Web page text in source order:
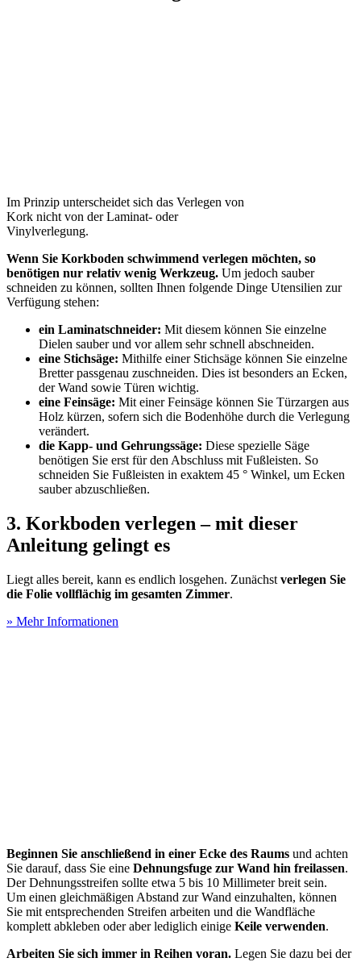
Im Prinzip unterscheidet sich das Verlegen von
Kork nicht von der Laminat- oder
Vinylverlegung.
Wenn Sie Korkboden schwimmend verlegen möchten, so
benötigen nur relativ wenig Werkzeug. Um jedoch sauber
schneiden zu können, sollten Ihnen folgende Dinge Utensilien zur
Verfügung stehen:
ein Laminatschneider: Mit diesem können Sie einzelne
Dielen sauber und vor allem sehr schnell abschneiden.
eine Stichsäge: Mithilfe einer Stichsäge können Sie einzelne
Bretter passgenau zuschneiden. Dies ist besonders an Ecken,
der Wand sowie Türen wichtig.
eine Feinsäge: Mit einer Feinsäge können Sie Türzargen aus
Holz kürzen, sofern sich die Bodenhöhe durch die Verlegung
verändert.
die Kapp- und Gehrungssäge: Diese spezielle Säge
benötigen Sie erst für den Abschluss mit Fußleisten. So
schneiden Sie Fußleisten in exaktem 45 ° Winkel, um Ecken
sauber abzuschließen.
3. Korkboden verlegen – mit dieser
Anleitung gelingt es
Liegt alles bereit, kann es endlich losgehen. Zunächst verlegen Sie
die Folie vollflächig im gesamten Zimmer.
» Mehr Informationen
Beginnen Sie anschließend in einer Ecke des Raums und achten
Sie darauf, dass Sie eine Dehnungsfuge zur Wand hin freilassen.
Der Dehnungsstreifen sollte etwa 5 bis 10 Millimeter breit sein.
Um einen gleichmäßigen Abstand zur Wand einzuhalten, können
Sie mit entsprechenden Streifen arbeiten und die Wandfläche
komplett abkleben oder aber lediglich einige Keile verwenden.
Arbeiten Sie sich immer in Reihen voran. Legen Sie dazu bei der